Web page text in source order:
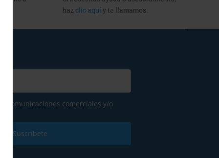
haz clic aquí y te llamamos.